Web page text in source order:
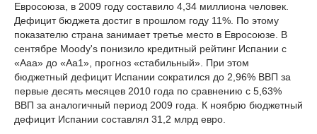
Евросоюза, в 2009 году составило 4,34 миллиона человек.
Дефицит бюджета достиг в прошлом году 11%. По этому
показателю страна занимает третье место в Евросоюзе. В
сентябре Moody's понизило кредитный рейтинг Испании с
«Ааа» до «Аа1», прогноз «стабильный». При этом
бюджетный дефицит Испании сократился до 2,96% ВВП за
первые десять месяцев 2010 года по сравнению с 5,63%
ВВП за аналогичный период 2009 года. К ноябрю бюджетный
дефицит Испании составлял 31,2 млрд евро.